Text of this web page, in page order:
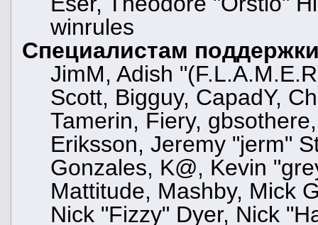
winrules
Специалистам
JimM, Adish
Scott, Bigguy, CapadY,
Tamerin, Fiery,
Eriksson, Jeremy "jerm"
Gonzales, K@, Kevin
Mattitude, Mashby, Mick
Nick "Fizzy" Dyer, Nick